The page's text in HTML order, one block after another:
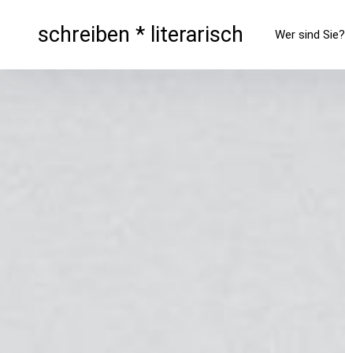
schreiben * literarisch Wer sind Sie?